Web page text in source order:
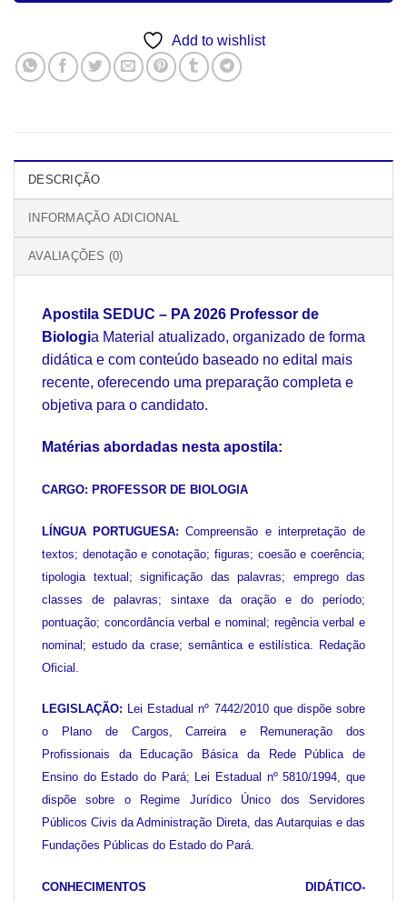
Add to wishlist
DESCRIÇÃO
INFORMAÇÃO ADICIONAL
AVALIAÇÕES (0)
Apostila SEDUC – PA 2026 Professor de
Biologia Material atualizado, organizado de forma
didática e com conteúdo baseado no edital mais
recente, oferecendo uma preparação completa e
objetiva para o candidato.
Matérias abordadas nesta apostila:
CARGO: PROFESSOR DE BIOLOGIA
LÍNGUA PORTUGUESA:Compreensão e interpretação de
textos; denotação e conotação; figuras; coesão e coerência;
tipologia textual; significação das palavras; emprego das
classes de palavras; sintaxe da oração e do período;
pontuação; concordância verbal e nominal; regência verbal e
nominal; estudo da crase; semântica e estilística. Redação
Oficial.
LEGISLAÇÃO: Lei Estadual nº 7442/2010 que dispõe sobre
o Plano de Cargos, Carreira e Remuneração dos
Profissionais da Educação Básica da Rede Pública de
Ensino do Estado do Pará; Lei Estadual nº 5810/1994, que
dispõe sobre o Regime Jurídico Único dos Servidores
Públicos Civis da Administração Direta, das Autarquias e das
Fundações Públicas do Estado do Pará.
CONHECIMENTOS DIDÁTICO-